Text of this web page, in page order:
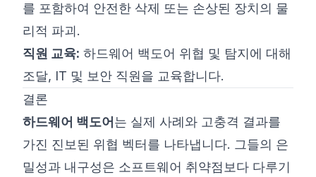
를 포함하여 안전한 삭제 또는 손상된 장치의 물
리적 파괴.
직원 교육: 하드웨어 백도어 위협 및 탐지에 대해
조달, IT 및 보안 직원을 교육합니다.
결론
하드웨어 백도어 는 실제 사례와 고충격 결과를
가진 진보된 위협 벡터를 나타냅니다. 그들의 은
밀성과 내구성은 소프트웨어 취약점보다 다루기